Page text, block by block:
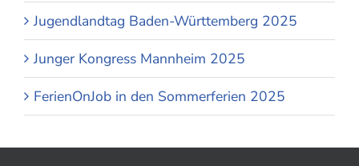
Jugendlandtag Baden-Württemberg 2025
Junger Kongress Mannheim 2025
FerienOnJob in den Sommerferien 2025